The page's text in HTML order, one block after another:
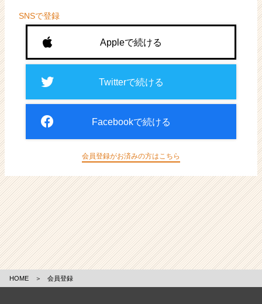
活
サ
ト
ア
キ
リ
ア
SNSで登録
Appleで続ける
Twitterで続ける
Facebookで続ける
会員登録がお済みの方はこちら
HOME ＞ 会員登録